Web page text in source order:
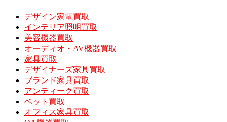
デザイン家電買取
インテリア照明買取
美容機器買取
オーディオ・AV機器買取
家具買取
デザイナーズ家具買取
ブランド家具買取
アンティーク買取
ベット買取
オフィス家具買取